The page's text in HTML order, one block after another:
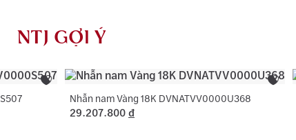
NTJ GỢI Ý
Nhẫn nam Vàng 18K DVNATVV0000U368
29.207.800 đ